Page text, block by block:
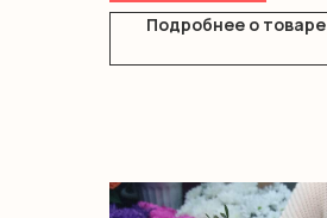
Подробнее о товаре